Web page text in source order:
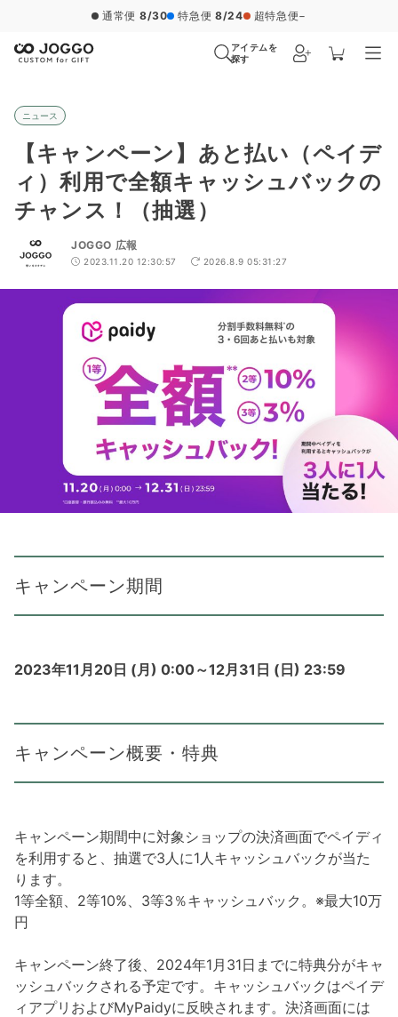
通常便 8/30 特急便 8/24 超特急便−
アイテムを
探す
ニュース
【キャンペーン】あと払い（ペイデ
ィ）利用で全額キャッシュバックの
チャンス！（抽選）
JOGGO 広報
2023.11.20 12:30:57 2026.8.9 05:31:27
キャンペーン期間
2023年11月20日 (月) 0:00～12月31日 (日) 23:59
キャンペーン概要・特典
キャンペーン期間中に対象ショップの決済画面でペイディ
を利用すると、抽選で3人に1人キャッシュバックが当た
ります。
1等全額、2等10%、3等3％キャッシュバック。※最大10万
円
キャンペーン終了後、2024年1月31日までに特典分がキャ
ッシュバックされる予定です。キャッシュバックはペイデ
ィアプリおよびMyPaidyに反映されます。決済画面には